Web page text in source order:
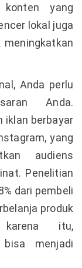
konten yang
lokal juga
Anda perlu
Anda.
iklan berbayar
yang
audiens
Penelitian
dari pembeli
produk
itu,
bisa menjadi